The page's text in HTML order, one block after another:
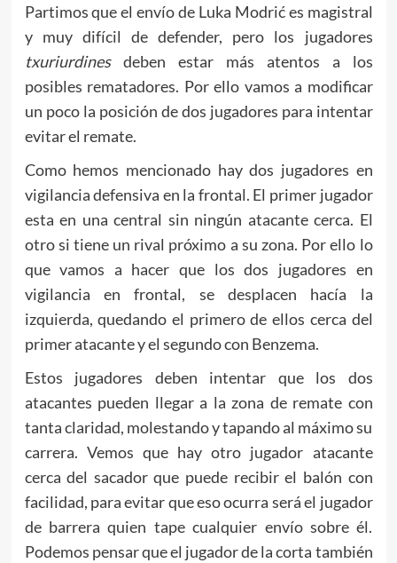
Partimos que el envío de Luka Modrić es magistral
y muy difícil de defender, pero los jugadores
txuriurdinesdeben estar más atentos a los
posibles rematadores. Por ello vamos a modificar
un poco la posición de dos jugadores para intentar
evitar el remate.
Como hemos mencionado hay dos jugadores en
vigilancia defensiva en la frontal. El primer jugador
esta en una central sin ningún atacante cerca. El
otro si tiene un rival próximo a su zona. Por ello lo
que vamos a hacer que los dos jugadores en
vigilancia en frontal, se desplacen hacía la
izquierda, quedando el primero de ellos cerca del
primer atacante y el segundo con Benzema.
Estos jugadores deben intentar que los dos
atacantes pueden llegar a la zona de remate con
tanta claridad, molestando y tapando al máximo su
carrera. Vemos que hay otro jugador atacante
cerca del sacador que puede recibir el balón con
facilidad, para evitar que eso ocurra será el jugador
de barrera quien tape cualquier envío sobre él.
Podemos pensar que el jugador de la corta también